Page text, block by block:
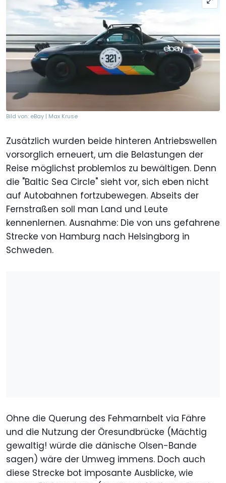
Bild von: eBay | Max Kruse
Zusätzlich wurden beide hinteren Antriebswellen
vorsorglich erneuert, um die Belastungen der
Reise möglichst problemlos zu bewältigen. Denn
die "Baltic Sea Circle" sieht vor, sich eben nicht
auf Autobahnen fortzubewegen. Abseits der
Fernstraßen soll man Land und Leute
kennenlernen. Ausnahme: Die von uns gefahrene
Strecke von Hamburg nach Helsingborg in
Schweden.
Ohne die Querung des Fehmarnbelt via Fähre
und die Nutzung der Öresundbrücke (Mächtig
gewaltig! würde die dänische Olsen-Bande
sagen) wäre der Umweg immens. Doch auch
diese Strecke bot imposante Ausblicke, wie